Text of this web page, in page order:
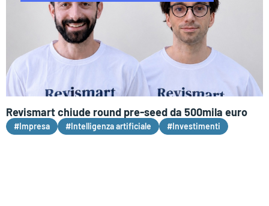
Revismart chiude round pre-seed da 500mila euro
#Impresa #Intelligenza artificiale #Investimenti